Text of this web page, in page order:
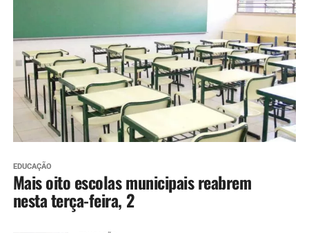
EDUCAÇÃO
Mais oito escolas municipais reabrem
nesta terça-feira, 2